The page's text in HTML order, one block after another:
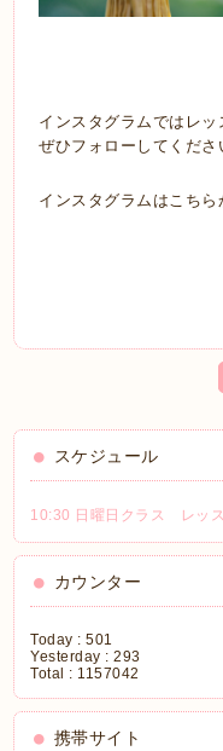
インスタグラムではレッ
ぜひフォローしてくださ
インスタグラムはこちら
スケジュール
10:30 日曜日クラス レッ
カウンター
Today :501
Yesterday :293
Total : 1157042
携帯サイト